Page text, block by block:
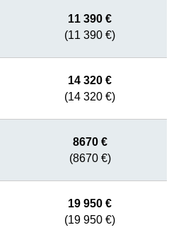
11 390 €
(11 390 €)
14 320 €
(14 320 €)
8670 €
(8670 €)
19 950 €
(19 950 €)